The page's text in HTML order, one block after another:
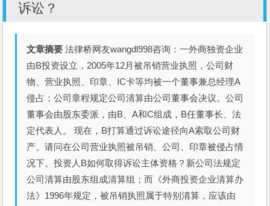
诉讼？
文章摘要 法律桥网友wangdl998咨询：一外商独资企业
由B投资设立，2005年12月被吊销营业执照，公司财
物、营业执照、印章、IC卡等均被一个董事兼总经理A
侵占；公司章程规定公司清算由公司董事会决议。公司
董事会由股东委派，由B、A和C组成，B任董事长、法
定代表人。 现在，B打算通过诉讼途径向A索取公司财
产。请问在公司营业执照被吊销、公司、印章被侵占情
况下。投资人B如何取得诉讼主体资格？新公司法规定
公司清算由股东组成清算组；而《外商投资企业清算办
法》1996年规定，被吊销执照属于特别清算，应该由